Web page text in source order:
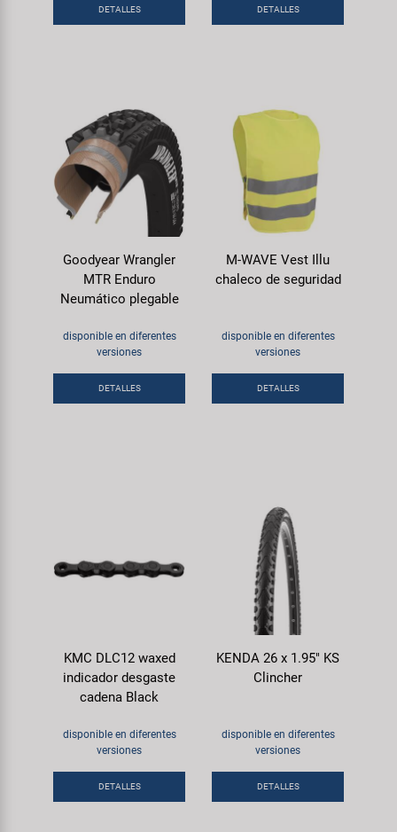
DETALLES DETALLES
Goodyear Wrangler
MTR Enduro
Neumático plegable
disponible en diferentes
versiones
DETALLES
M-WAVE Vest Illu
chaleco de seguridad
disponible en diferentes
versiones
DETALLES
KMC DLC12 waxed
indicador desgaste
cadena Black
disponible en diferentes
versiones
DETALLES
KENDA 26 x 1.95" KS
Clincher
disponible en diferentes
versiones
DETALLES